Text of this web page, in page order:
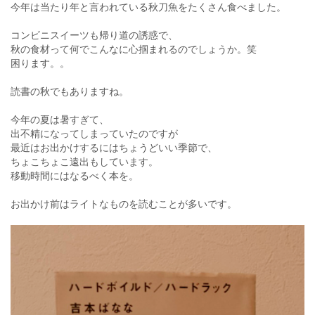
今年は当たり年と言われている秋刀魚をたくさん食べました。
コンビニスイーツも帰り道の誘惑で、
秋の食材って何でこんなに心掴まれるのでしょうか。笑
困ります。。
読書の秋でもありますね。
今年の夏は暑すぎて、
出不精になってしまっていたのですが
最近はお出かけするにはちょうどいい季節で、
ちょこちょこ遠出もしています。
移動時間にはなるべく本を。
お出かけ前はライトなものを読むことが多いです。